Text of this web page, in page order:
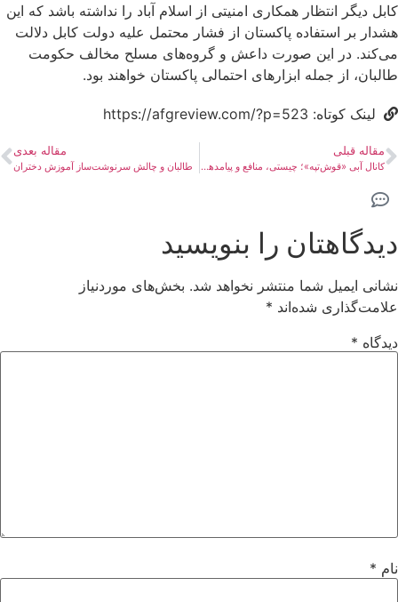
کابل دیگر انتظار همکاری امنیتی از اسلام آباد را نداشته باشد که این
هشدار بر استفاده پاکستان از فشار محتمل علیه دولت کابل دلالت
می‌کند. در این صورت داعش و گروه‌های مسلح مخالف حکومت
طالبان، از جمله ابزارهای احتمالی پاکستان خواهند بود.
لینک کوتاه: https://afgreview.com/?p=523
مقاله قبلی
کانال آبی «قوش‌تپه»؛ چیستی، منافع و پیامدهای احتمالی
مقاله بعدی
طالبان و چالش سرنوشت‌ساز آموزش دختران
دیدگاهتان را بنویسید
نشانی ایمیل شما منتشر نخواهد شد. بخش‌های موردنیاز
علامت‌گذاری شده‌اند *
دیدگاه *
نام *